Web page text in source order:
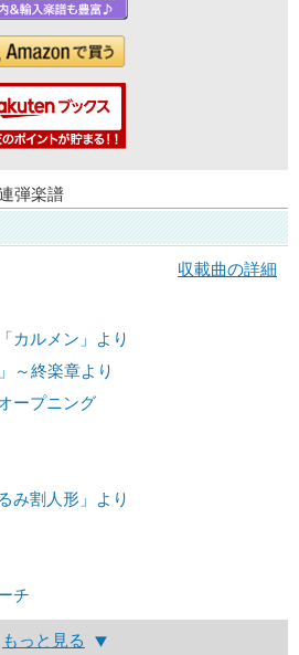
弾楽譜
収載曲の詳細
カルメン」より
～終楽章より
ープニング
み割人形」より
チ
もっと見る